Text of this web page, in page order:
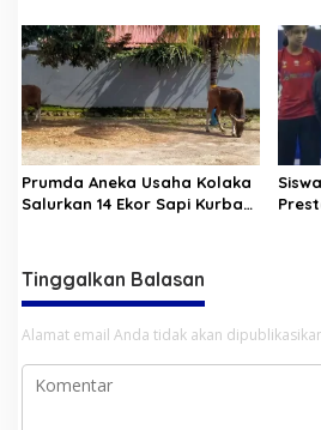
Prumda Aneka Usaha Kolaka
Salurkan 14 Ekor Sapi Kurban
Tinggalkan Balasan
Alamat email Anda tidak akan